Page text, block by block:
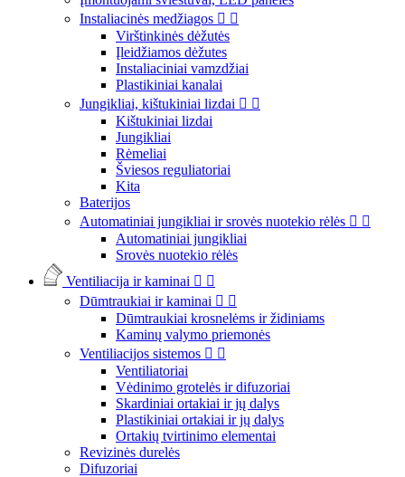
Instaliacinės medžiagos  
Virštinkinės dėžutės
Įleidžiamos dėžutes
Instaliaciniai vamzdžiai
Plastikiniai kanalai
Jungikliai, kištukiniai lizdai  
Kištukiniai lizdai
Jungikliai
Rėmeliai
Šviesos reguliatoriai
Kita
Baterijos
Automatiniai jungikliai ir srovės nuotekio rėlės  
Automatiniai jungikliai
Srovės nuotekio rėlės
Ventiliacija ir kaminai  
Dūmtraukiai ir kaminai  
Dūmtraukiai krosnelėms ir židiniams
Kaminų valymo priemonės
Ventiliacijos sistemos  
Ventiliatoriai
Vėdinimo grotelės ir difuzoriai
Skardiniai ortakiai ir jų dalys
Plastikiniai ortakiai ir jų dalys
Ortakių tvirtinimo elementai
Revizinės durelės
Difuzoriai